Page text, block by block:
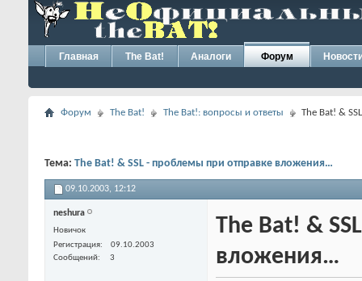
Главная The Bat! Аналоги Форум
Форум The Bat! The Bat!: вопросы и ответы The Bat! &
Тема: The Bat! & SSL - проблемы при отправке вложения…
09.10.2003, 12:12
neshura
Новичок
Регистрация
09.10.2003
Сообщений
3
The Bat! &
вложения…